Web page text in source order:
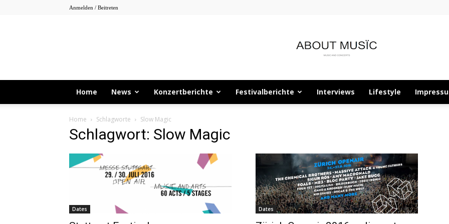
Anmelden / Beitreten
About
Musïc
Home News Konzertberichte Festivalberichte Interviews Lifestyle
Home Schlagworte Slow Magic
Schlagwort: Slow Magic
Dates Dates